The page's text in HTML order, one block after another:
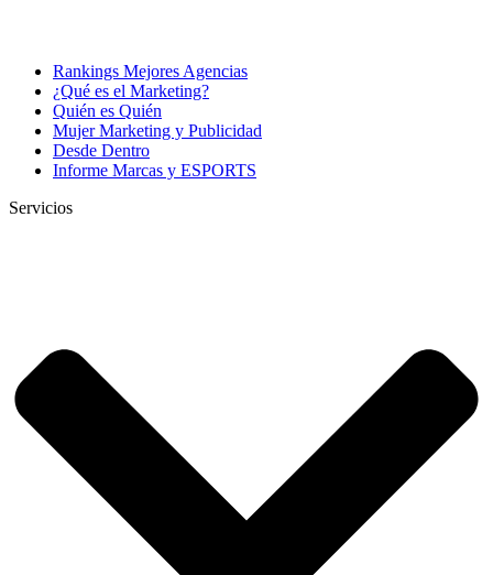
Rankings Mejores Agencias
¿Qué es el Marketing?
Quién es Quién
Mujer Marketing y Publicidad
Desde Dentro
Informe Marcas y ESPORTS
Servicios